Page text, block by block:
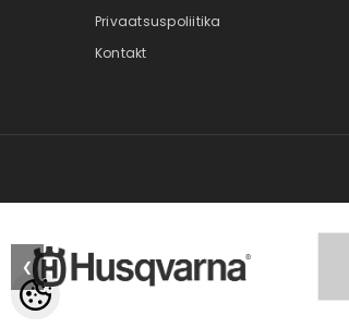
Privaatsuspoliitika
Kontakt
❮